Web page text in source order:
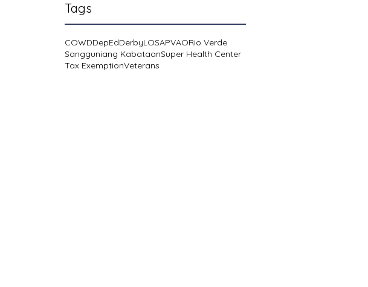
Tags
COWDDepEdDerbyLOSAPVAORio Verde
Sangguniang KabataanSuper Health Center
Tax ExemptionVeterans